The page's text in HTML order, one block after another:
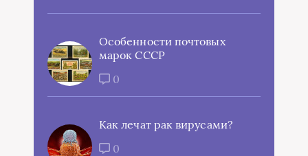
Особенности почтовых
марок СССР
0
Как лечат рак вирусами?
0